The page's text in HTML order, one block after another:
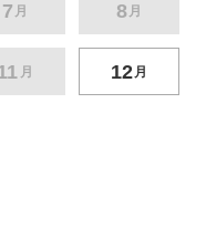
7 月 8 月
月 12 月